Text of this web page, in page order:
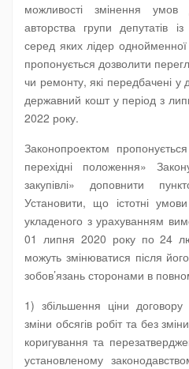
можливості змінення умов
авторства групи депутатів
серед яких лідер однойменної
пропонується дозволити
чи ремонту, які передбачені у
державний кошт у період з
2022 року.
Законопроектом
перехідні положення»
закупівлі» доповнити
Установити, що істотні
укладеного з урахуванням
01 липня 2020 року по 24
можуть змінюватися після
зобов’язань сторонами в
1) збільшення ціни
зміни обсягів робіт та без
коригування та
установленому